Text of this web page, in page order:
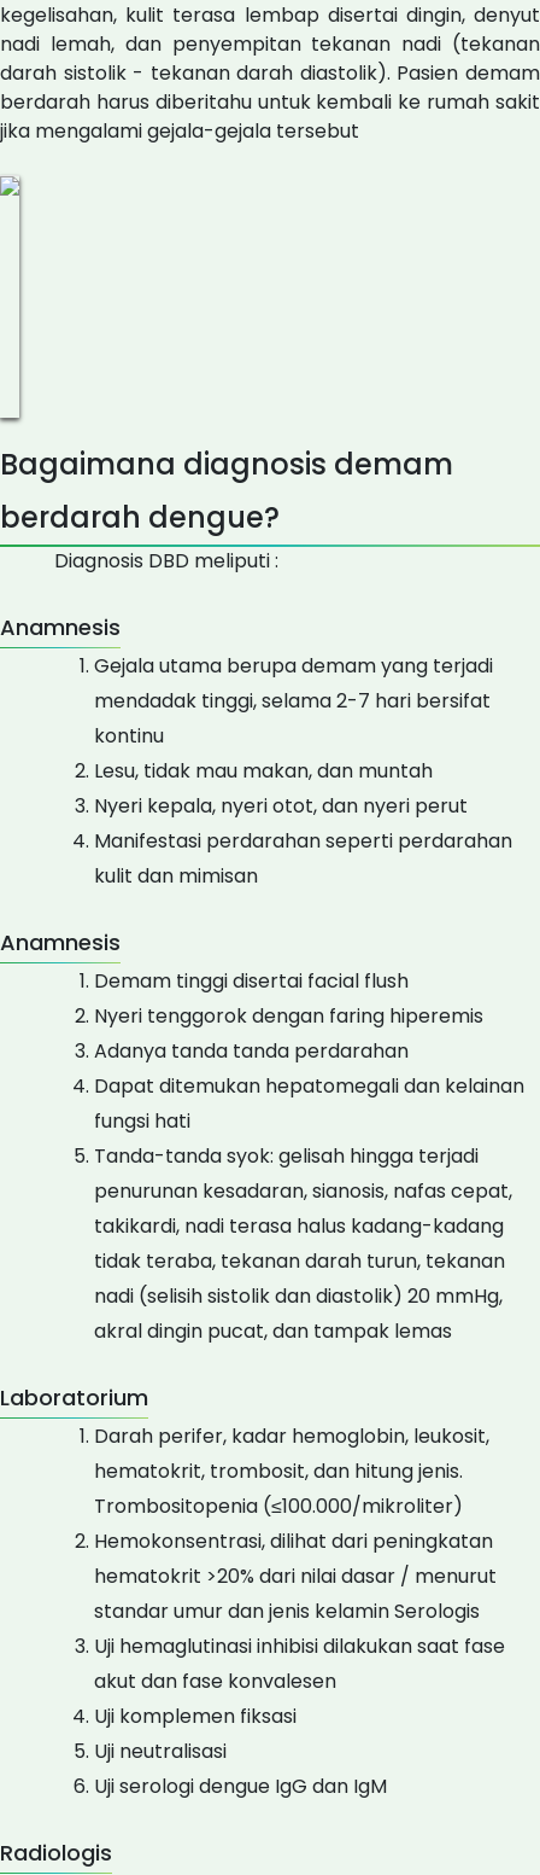
kegelisahan, kulit terasa lembap disertai dingin, denyut
nadi lemah, dan penyempitan tekanan nadi (tekanan
darah sistolik - tekanan darah diastolik). Pasien demam
berdarah harus diberitahu untuk kembali ke rumah sakit
jika mengalami gejala-gejala tersebut
Bagaimana diagnosis demam
berdarah dengue?
Diagnosis DBD meliputi :
Anamnesis
Gejala utama berupa demam yang terjadi
mendadak tinggi, selama 2-7 hari bersifat
kontinu
Lesu, tidak mau makan, dan muntah
Nyeri kepala, nyeri otot, dan nyeri perut
Manifestasi perdarahan seperti perdarahan
kulit dan mimisan
Anamnesis
Demam tinggi disertai facial flush
Nyeri tenggorok dengan faring hiperemis
Adanya tanda tanda perdarahan
Dapat ditemukan hepatomegali dan kelainan
fungsi hati
Tanda-tanda syok: gelisah hingga terjadi
penurunan kesadaran, sianosis, nafas cepat,
takikardi, nadi terasa halus kadang-kadang
tidak teraba, tekanan darah turun, tekanan
nadi (selisih sistolik dan diastolik) 20 mmHg,
akral dingin pucat, dan tampak lemas
Laboratorium
Darah perifer, kadar hemoglobin, leukosit,
hematokrit, trombosit, dan hitung jenis.
Trombositopenia (≤100.000/mikroliter)
Hemokonsentrasi, dilihat dari peningkatan
hematokrit >20% dari nilai dasar / menurut
standar umur dan jenis kelamin Serologis
Uji hemaglutinasi inhibisi dilakukan saat fase
akut dan fase konvalesen
Uji komplemen fiksasi
Uji neutralisasi
Uji serologi dengue IgG dan IgM
Radiologis